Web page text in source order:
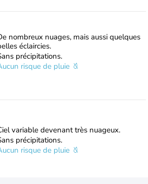
nombreux nuages, mais aussi quelques
éclaircies.
précipitations.
risque de pluie
variable devenant très nuageux.
précipitations.
risque de pluie